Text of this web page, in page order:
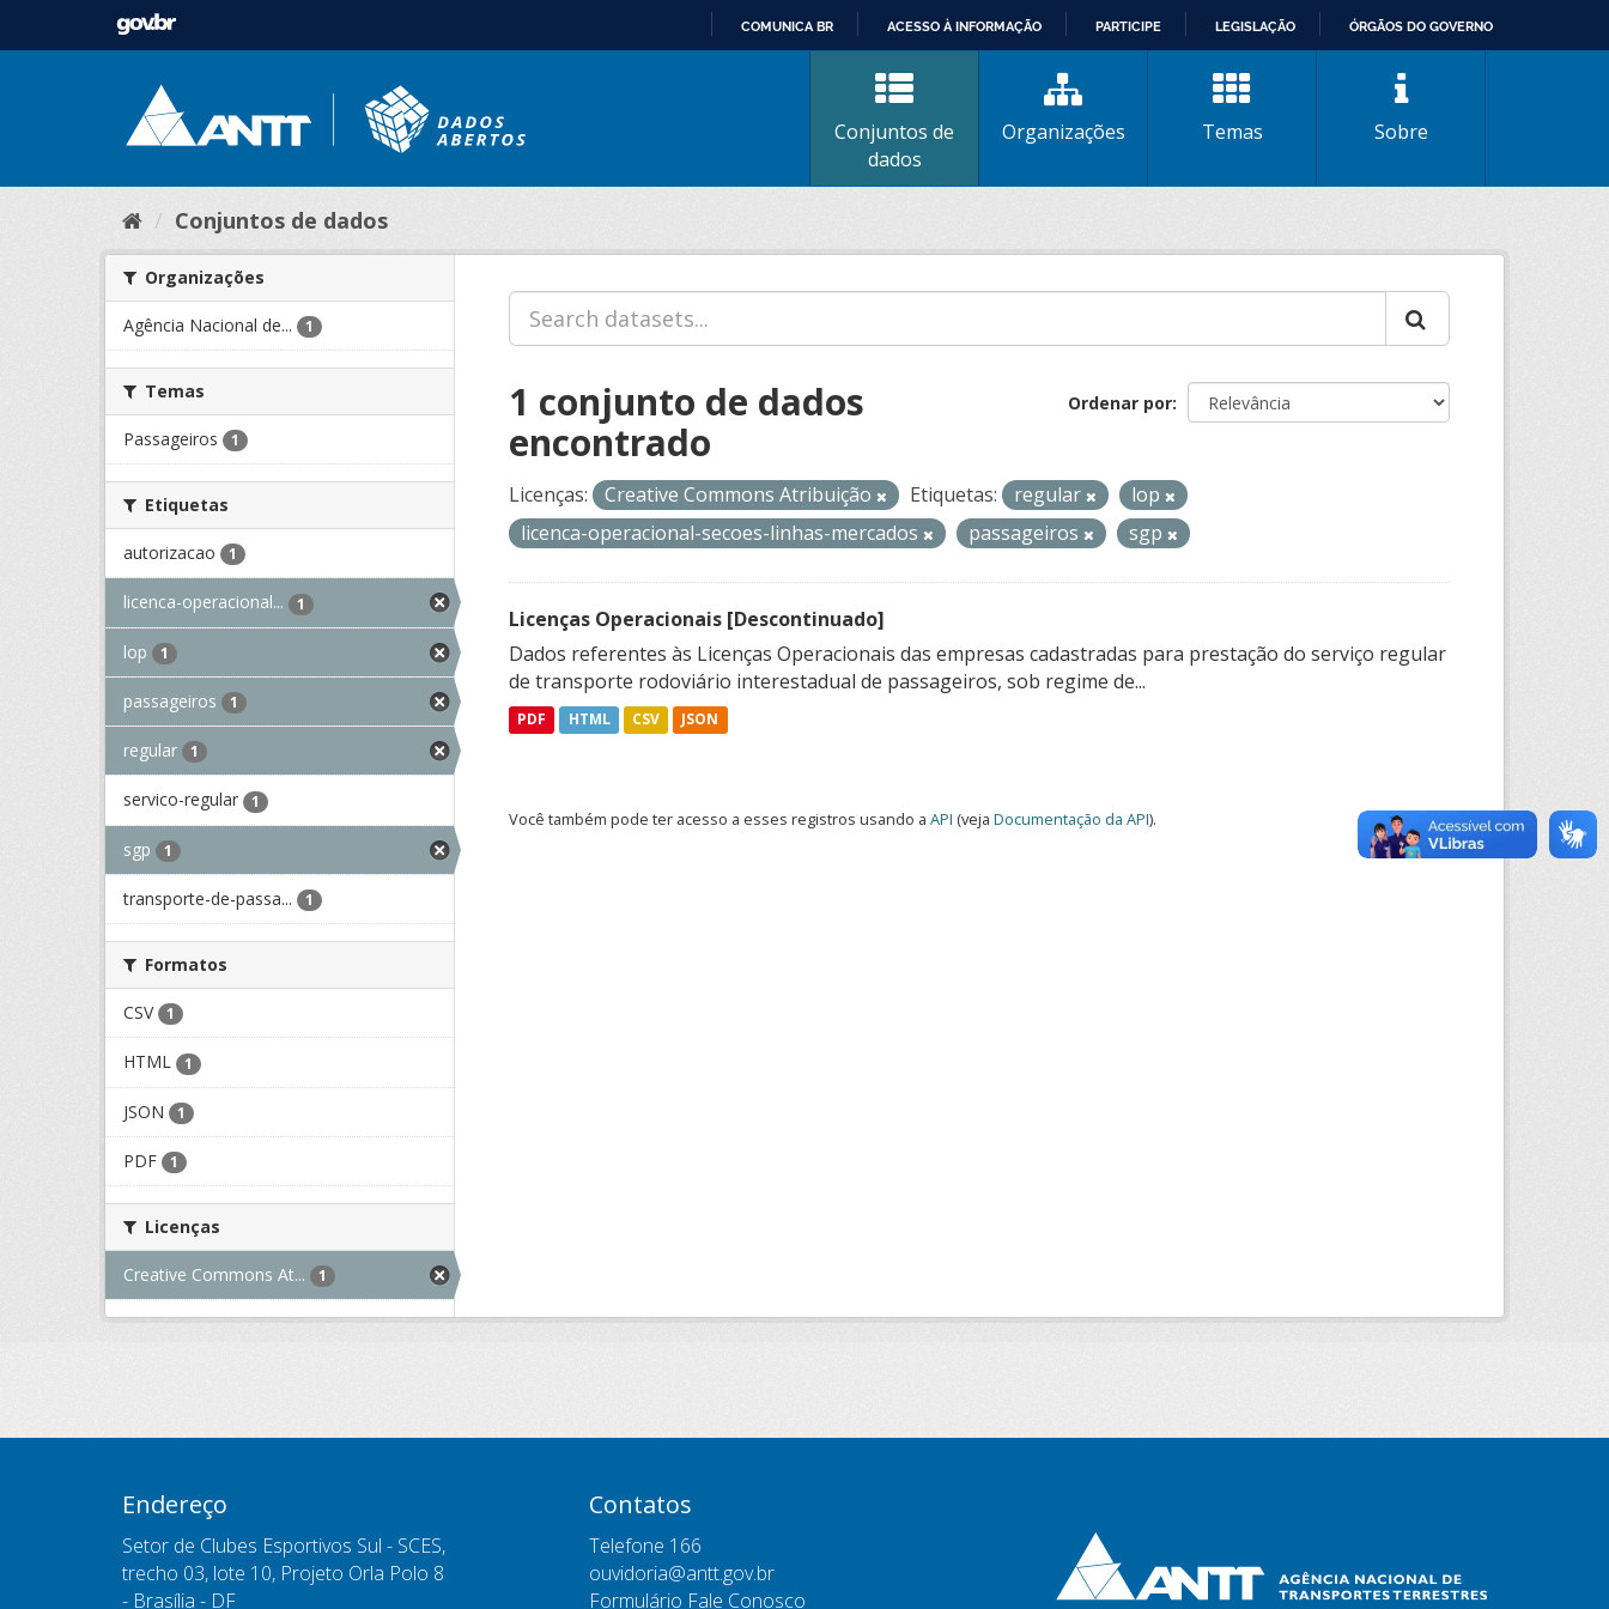
CONTEÚDO
COMUNICA BR ACESSO À INFORMAÇÃO PARTICIPE LEGISLAÇÃO ÓRGÃOS DO GOVERNO
Conjuntos de
dados
Organizações Temas Sobre
Conjuntos de dados
Organizações
Agência Nacional de... 1
Temas
Passageiros 1
Etiquetas
autorizacao 1
licenca-operacional... 1
lop 1
passageiros 1
regular 1
servico-regular 1
sgp 1
transporte-de-passa... 1
Formatos
CSV 1
HTML 1
JSON 1
PDF 1
Licenças
Creative Commons At... 1
Ordenar por
1 conjunto de dados
encontrado
Licenças: Creative Commons Atribuição Etiquetas: regular
lop
licenca-operacional-secoes-linhas-mercados
passageiros sgp
Licenças Operacionais [Descontinuado]
Dados referentes às Licenças Operacionais das empresas cadastradas para prestação do serviço regular
de transporte rodoviário interestadual de passageiros, sob regime de...
PDF HTML CSV JSON
Você também pode ter acesso a esses registros usando a API (veja Documentação da API).
Endereço
Setor de Clubes Esportivos Sul - SCES,
trecho 03, lote 10, Projeto Orla Polo 8
- Brasília - DF
Contatos
Telefone 166
ouvidoria@antt.gov.br
Formulário Fale Conosco